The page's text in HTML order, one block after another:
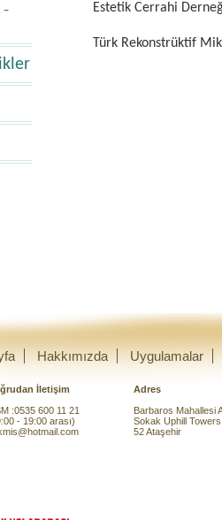
Estetik Cerrahi
Türk Rekonstrüktif
-
Hakkımızda Uygulamalar
İletişim
:0535 600 11 21
- 19:00 arası)
Adres
Barbaros Mahallesi
Sokak Uphill
52 Ataşehir